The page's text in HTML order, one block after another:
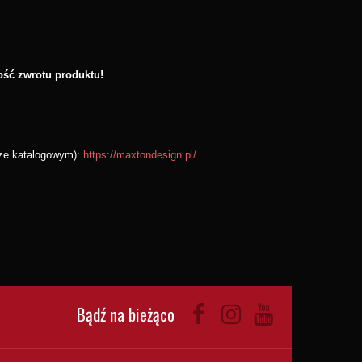
zwrotu produktu!
katalogowym): https://maxtondesign.pl/
Bądź na bieżąco